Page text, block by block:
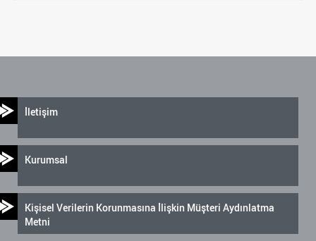
İletişim
Kurumsal
Kişisel Verilerin Korunmasına İlişkin Müşteri Aydınlatma
Metni